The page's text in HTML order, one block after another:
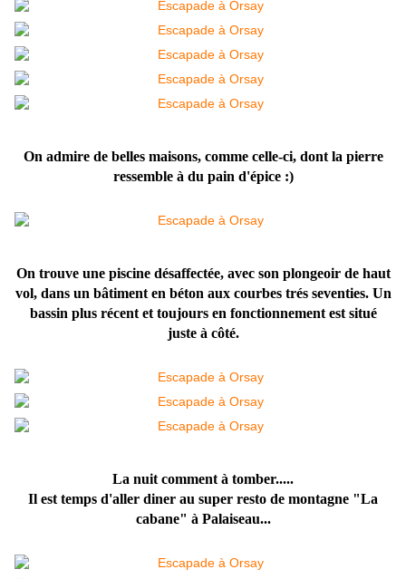
On admire de belles maisons, comme celle-ci, dont la pierre
ressemble à du pain d'épice :)
On trouve une piscine désaffectée, avec son plongeoir de haut
vol, dans un bâtiment en béton aux courbes trés seventies. Un
bassin plus récent et toujours en fonctionnement est situé
juste à côté.
La nuit comment à tomber.....
Il est temps d'aller diner au super resto de montagne "La
cabane" à Palaiseau...